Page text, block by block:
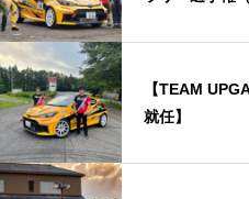
【TEAM
就任】